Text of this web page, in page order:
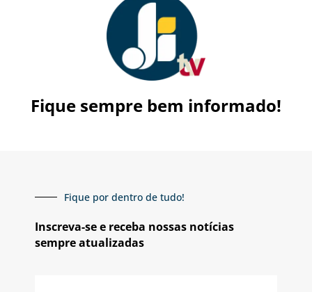
Fique sempre bem informado!
Fique por dentro de tudo!
Inscreva-se e receba nossas notícias
sempre atualizadas